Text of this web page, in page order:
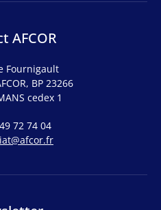
AFCOR
Fournigault
BP 23266
cedex 1
72 74 04